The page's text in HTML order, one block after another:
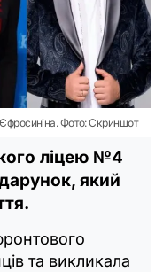
Фото: Скриншот
ліцею №4
який
та викликала